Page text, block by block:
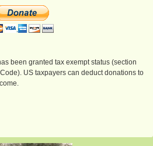
been granted tax exempt status (section
US taxpayers can deduct donations to